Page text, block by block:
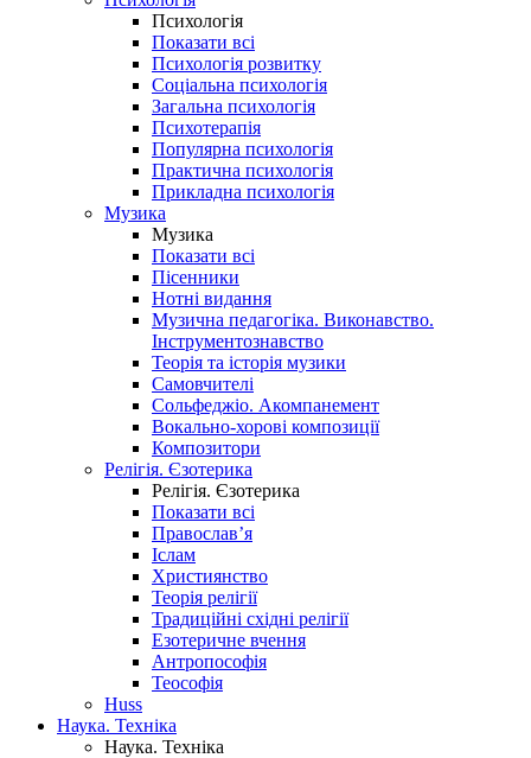
Психологія
Показати всі
Психологія розвитку
Соціальна психологія
Загальна психологія
Психотерапія
Популярна психологія
Практична психологія
Прикладна психологія
Музика
Музика
Показати всі
Пісенники
Нотні видання
Музична педагогіка. Виконавство.
Інструментознавство
Теорія та історія музики
Самовчителі
Сольфеджіо. Акомпанемент
Вокально-хорові композиції
Композитори
Релігія. Єзотерика
Релігія. Єзотерика
Показати всі
Православ’я
Іслам
Християнство
Теорія релігії
Традиційні східні релігії
Езотеричне вчення
Антропософія
Теософія
Huss
Наука. Техніка
Наука. Техніка